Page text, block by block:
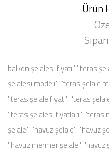
Ürün
balkon şelalesi fiyatı'' ''teras
şelalesi modeli'' ''teras şelale
''teras şelale fiyatı'' ''teras
''teras şelalesi fiyatları''
şelale'' ''havuz şelale'' ''havuz
''havuz mermer şelale'' ''havuz